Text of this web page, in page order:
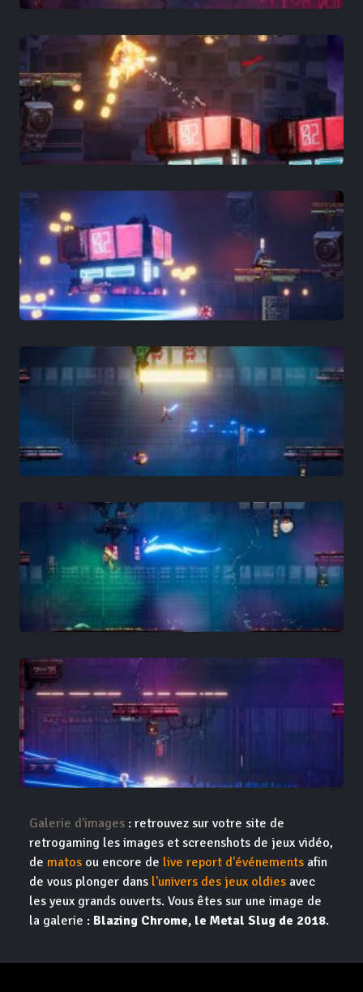
Galerie d'images : retrouvez sur votre site de
retrogaming les images et screenshots de jeux vidéo,
de matos ou encore de live report d'événements afin
de vous plonger dans l'univers des jeux oldies avec
les yeux grands ouverts. Vous êtes sur une image de
la galerie : Blazing Chrome, le Metal Slug de 2018.